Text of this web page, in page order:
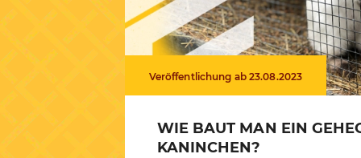
Veröffentlichung ab 23.08.2023
WIE BAUT MAN EIN
KANINCHEN?